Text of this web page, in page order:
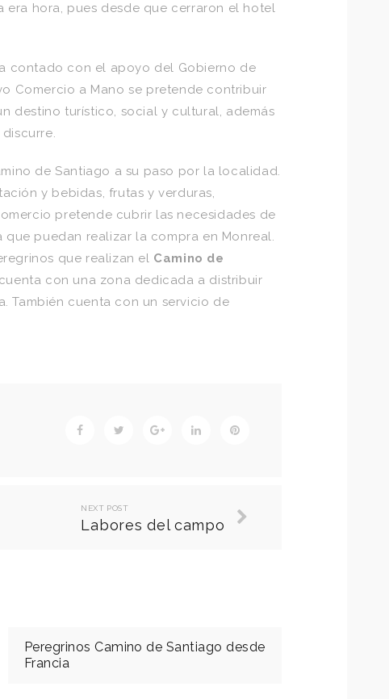
era hora, pues desde que cerraron el hotel
contado con el apoyo del Gobierno de
Comercio a Mano se pretende contribuir
destino turístico, social y cultural, además
de Santiago a su paso por la localidad.
y bebidas, frutas y verduras,
pretende cubrir las necesidades de
puedan realizar la compra en Monreal.
que realizan el Camino de
con una zona dedicada a distribuir
También cuenta con un servicio de
NEXT POST
Labores del campo
Peregrinos Camino de Santiago desde
Francia